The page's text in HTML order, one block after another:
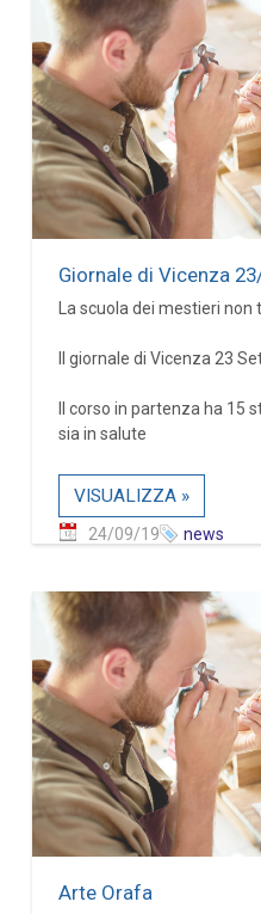
Giornale di Vicenza
La scuola dei mestieri non
Il giornale di Vicenza 23
Il corso in partenza ha 15
sia in salute
VISUALIZZA »
24/09/19 news
Arte Orafa